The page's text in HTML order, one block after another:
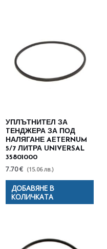
УПЛЪТНИТЕЛ ЗА
TЕНДЖЕРА ЗА ПОД
НАЛЯГАНЕ AETERNUM
5/7 ЛИТРА UNIVERSAL
35801000
7.70 € (15.06 лв.)
ДОБАВЯНЕ В
КОЛИЧКАТА